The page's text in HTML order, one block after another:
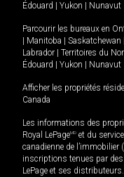
Édouard
Yukon Nunavut
Parcourir les bureaux en
Manitoba Saskatchewan
Labrador
Territoires du
Édouard
Yukon Nunavut
Afficher les propriétés
Canada
Les informations des
Royal LePageMD et du
canadienne de l’immobilier
inscriptions tenues par des
LePage et ses